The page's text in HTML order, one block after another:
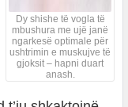
Dy shishe të vogla të
mbushura me ujë janë
ngarkesë optimale për
ushtrimin e muskujve të
gjoksit – hapni duart
anash.